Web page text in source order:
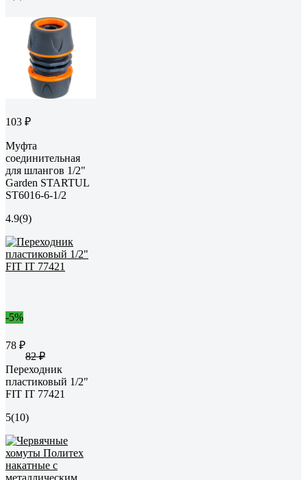
103 ₽
Муфта
соединительная
для шлангов 1/2"
Garden STARTUL
ST6016-6-1/2
4.9(9)
-5%
78 ₽
82 ₽
Переходник
пластиковый 1/2"
FIT IT 77421
5(10)